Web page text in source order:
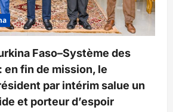
Faso–Système des
en fin de mission, le
par intérim salue un
et porteur d’espoir